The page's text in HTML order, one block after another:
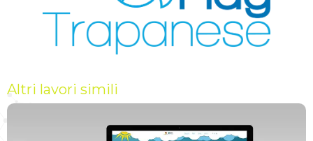
Altri lavori simili